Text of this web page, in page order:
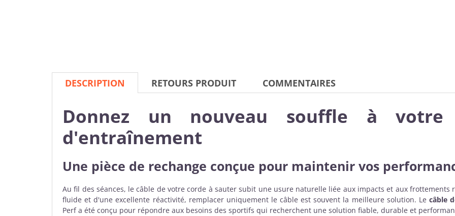
DESCRIPTION RETOURS PRODUIT COMMENTAIRES
Donnez un nouveau souffle à
d'entraînement
Une pièce de rechange conçue pour maintenir vos
Au fil des séances, le câble de votre corde à sauter subit une usure naturelle liée aux impacts et aux
fluide et d'une excellente réactivité, remplacer uniquement le câble est souvent la meilleure solution. Le câble
Perf a été conçu pour répondre aux besoins des sportifs qui recherchent une solution fiable, durable et